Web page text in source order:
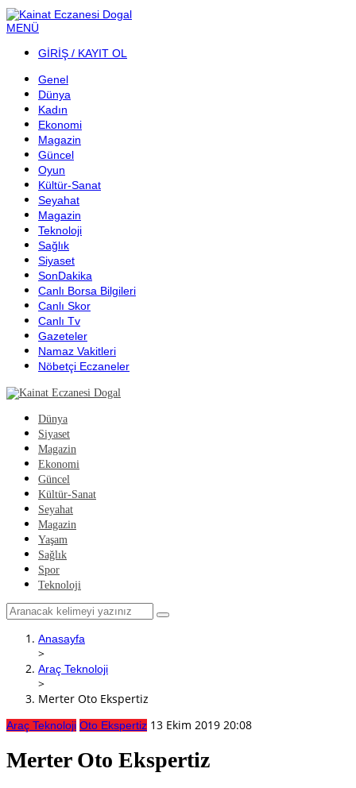
MENÜ
GİRİŞ / KAYIT OL
Genel
Dünya
Kadın
Ekonomi
Magazin
Güncel
Oyun
Kültür-Sanat
Seyahat
Magazin
Teknoloji
Sağlık
Siyaset
SonDakika
Canlı Borsa Bilgileri
Canlı Skor
Canlı Tv
Gazeteler
Namaz Vakitleri
Nöbetçi Eczaneler
Dünya
Siyaset
Magazin
Ekonomi
Güncel
Kültür-Sanat
Seyahat
Magazin
Yaşam
Sağlık
Spor
Teknoloji
Anasayfa
>
Araç Teknoloji
>
Merter Oto Ekspertiz
Araç Teknoloji Oto Ekspertiz 13 Ekim 2019 20:08
Merter Oto Ekspertiz